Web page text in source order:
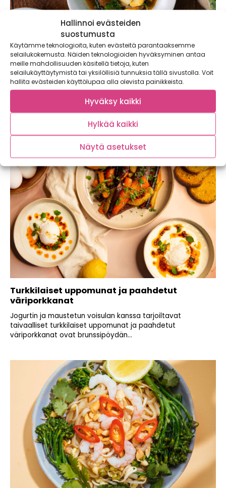
Hallinnoi evästeiden
suostumusta
Käytämme teknologioita, kuten evästeitä parantaaksemme
selailukokemusta. Näiden teknologioiden hyväksyminen antaa
meille mahdollisuuden käsitellä tietoja, kuten
selailukäyttäytymistä tai yksilöllisiä tunnuksia tällä sivustolla. Voit
hallita evästeiden käyttölupaa alla olevista painikkeista.
Hyväksy kaikki
Hylkää kaikki
Näytä asetukset
Chorizo-papukeitto – lämmittävä keitto
viileisiin iltoihin
Lämmittävä chorizo-papukeitto on perinteisen nakkikeiton
haastaja! Tämä soppa maistuu koko perheelle ja maksaa
alle...
Turkkilaiset uppomunat ja paahdetut
väriporkkanat
Jogurtin ja maustetun voisulan kanssa tarjoiltavat
taivaalliset turkkilaiset uppomunat ja paahdetut
väriporkkanat ovat brunssipöydän...